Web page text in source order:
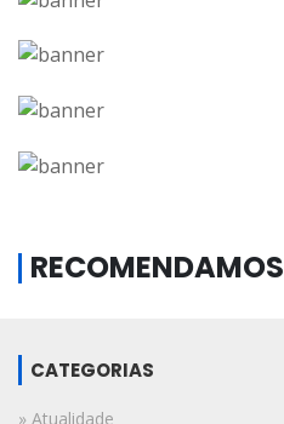
RECOMENDAMOS
CATEGORIAS
» Atualidade